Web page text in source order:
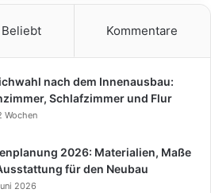
Beliebt Kommentare
nach dem Innenausbau:
Schlafzimmer und Flur
Wochen
2026: Materialien, Maße
für den Neubau
2026